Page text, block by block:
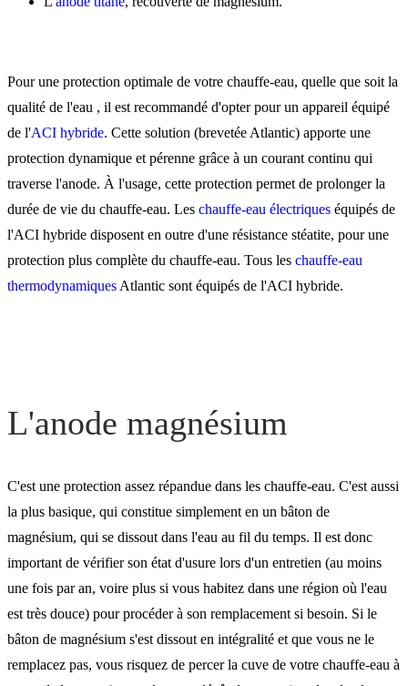
Pour une protection optimale de votre chauffe-eau, quelle que soit la
qualité de l'eau , il est recommandé d'opter pour un appareil équipé
de l'ACI hybride. Cette solution (brevetée Atlantic) apporte une
protection dynamique et pérenne grâce à un courant continu qui
traverse l'anode. À l'usage, cette protection permet de prolonger la
durée de vie du chauffe-eau. Les chauffe-eau électriques équipés de
l'ACI hybride disposent en outre d'une résistance stéatite, pour une
protection plus complète du chauffe-eau. Tous les chauffe-eau
thermodynamiques Atlantic sont équipés de l'ACI hybride.
L'anode magnésium
C'est une protection assez répandue dans les chauffe-eau. C'est aussi
la plus basique, qui constitue simplement en un bâton de
magnésium, qui se dissout dans l'eau au fil du temps. Il est donc
important de vérifier son état d'usure lors d'un entretien (au moins
une fois par an, voire plus si vous habitez dans une région où l'eau
est très douce) pour procéder à son remplacement si besoin. Si le
bâton de magnésium s'est dissout en intégralité et que vous ne le
remplacez pas, vous risquez de percer la cuve de votre chauffe-eau à